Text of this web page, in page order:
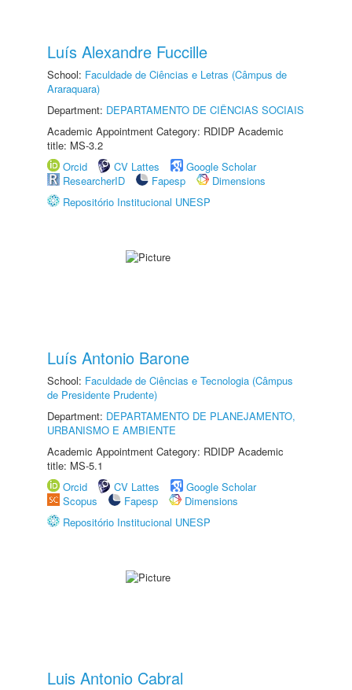
Luís Alexandre Fuccille
School: Faculdade de Ciências e Letras (Câmpus de
Araraquara)
Department: DEPARTAMENTO DE CIÊNCIAS SOCIAIS
Academic Appointment Category: RDIDP Academic
title: MS-3.2
Orcid
CV Lattes
Google Scholar
ResearcherID
Fapesp
Dimensions
Repositório Institucional UNESP
Luís Antonio Barone
School: Faculdade de Ciências e Tecnologia (Câmpus
de Presidente Prudente)
Department: DEPARTAMENTO DE PLANEJAMENTO,
URBANISMO E AMBIENTE
Academic Appointment Category: RDIDP Academic
title: MS-5.1
Orcid
CV Lattes
Google Scholar
Scopus
Fapesp
Dimensions
Repositório Institucional UNESP
Luis Antonio Cabral